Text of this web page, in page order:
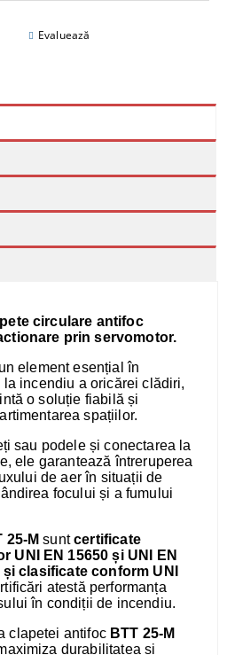
Evaluează
circulare antifoc
prin servomotor.
element esențial în
incendiu a oricărei clădiri,
o soluție fiabilă și
spațiilor.
sau podele și conectarea la
ele garantează întreruperea
de aer în situații de
focului și a fumului
25-M suntcertificate
UNI EN 15650 și UNI EN
clasificate conform UNI
atestă performanța
în condiții de incendiu.
clapetei antifoc BTT 25-M
durabilitatea și